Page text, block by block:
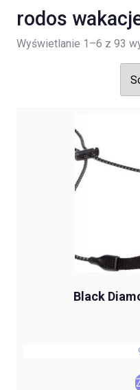
rodos
Wyświetlanie 1–6 z 93
Black